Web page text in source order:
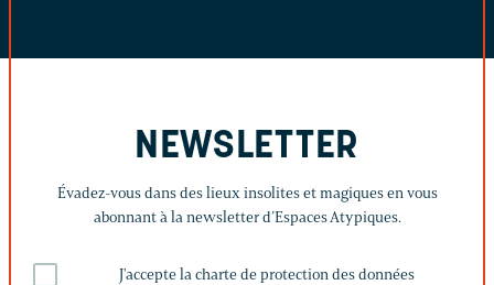
NEWSLETTER
Évadez-vous dans des lieux insolites et magiques en vous
abonnant à la newsletter d’Espaces Atypiques.
J'accepte la charte de protection des données